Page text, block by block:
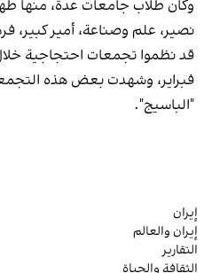
وكان طلاب جامعات عدة، منها
نصير، علم وصناعة، أمير
فبراير، وشهدت بعض هذه
"الباسيج".
إيران
إيران والعالم
التقارير
الثقافة والحياة